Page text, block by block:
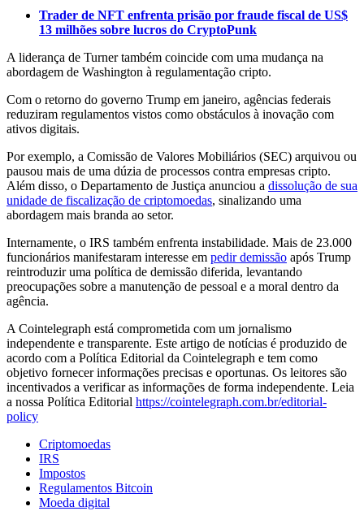
Trader de NFT enfrenta prisão por fraude fiscal de US$
13 milhões sobre lucros do CryptoPunk
A liderança de Turner também coincide com uma mudança na
abordagem de Washington à regulamentação cripto.
Com o retorno do governo Trump em janeiro, agências federais
reduziram regulamentos vistos como obstáculos à inovação com
ativos digitais.
Por exemplo, a Comissão de Valores Mobiliários (SEC) arquivou ou
pausou mais de uma dúzia de processos contra empresas cripto.
Além disso, o Departamento de Justiça anunciou a dissolução de sua
unidade de fiscalização de criptomoedas, sinalizando uma
abordagem mais branda ao setor.
Internamente, o IRS também enfrenta instabilidade. Mais de 23.000
funcionários manifestaram interesse em pedir demissão após Trump
reintroduzir uma política de demissão diferida, levantando
preocupações sobre a manutenção de pessoal e a moral dentro da
agência.
A Cointelegraph está comprometida com um jornalismo
independente e transparente. Este artigo de notícias é produzido de
acordo com a Política Editorial da Cointelegraph e tem como
objetivo fornecer informações precisas e oportunas. Os leitores são
incentivados a verificar as informações de forma independente. Leia
a nossa Política Editorial https://cointelegraph.com.br/editorial-
policy
Criptomoedas
IRS
Impostos
Regulamentos Bitcoin
Moeda digital